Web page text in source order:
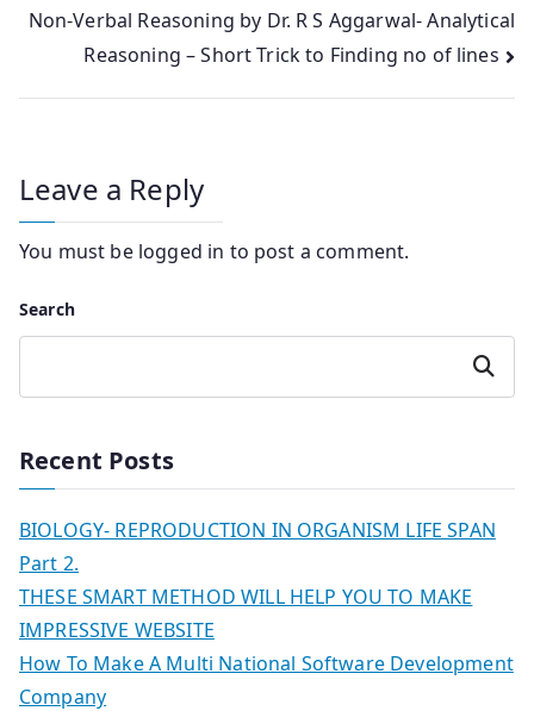
Non-Verbal Reasoning by Dr. R S Aggarwal- Analytical
Reasoning – Short Trick to Finding no of lines
Leave a Reply
You must be logged in to post a comment.
Search
Search
Recent Posts
BIOLOGY- REPRODUCTION IN ORGANISM LIFE SPAN
Part 2.
THESE SMART METHOD WILL HELP YOU TO MAKE
IMPRESSIVE WEBSITE
How To Make A Multi National Software Development
Company